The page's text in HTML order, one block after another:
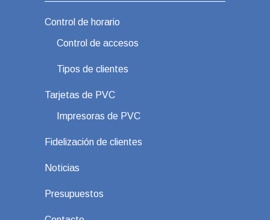
Control de horario
Control de accesos
Tipos de clientes
Tarjetas de PVC
Impresoras de PVC
Fidelización de clientes
Noticias
Presupuestos